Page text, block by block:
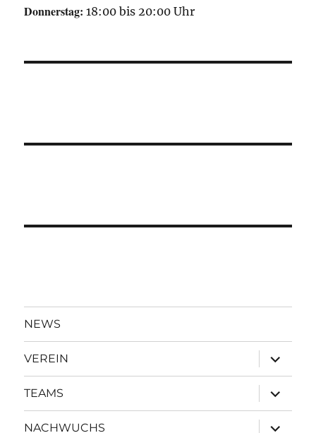
Donnerstag: 18:00 bis 20:00 Uhr
NEWS
VEREIN
öffnen
TEAMS
öffnen
NACHWUCHS